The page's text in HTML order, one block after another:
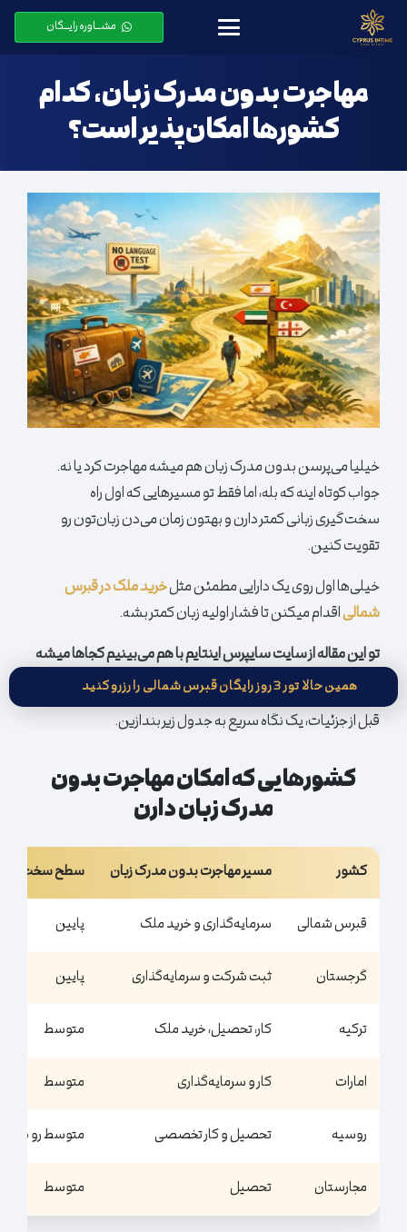
مشـــاوره رایـــگان
مهاجرت بدون مدرک زبان، کدام
کشورها امکان‌پذیر است؟
خیلیا می‌پرسن بدون مدرک زبان هم میشه مهاجرت کرد یا نه.
جواب کوتاه اینه که بله، اما فقط تو مسیرهایی که اول راه
سخت‌گیری زبانی کمتر دارن و بهتون زمان می‌دن زبان‌تون رو
تقویت کنین.
خیلی‌ها اول روی یک دارایی مطمئن مثلخرید ملک در قبرس
شمالیاقدام میکنن تا فشار اولیه زبان کمتر بشه.
تو این مقاله از سایت سایپرس اینتایم با هم می‌بینیم کجاها میشه
بدون مدرک زبان مهاجرت رو شروع کرد.
قبل از جزئیات، یک نگاه سریع به جدول زیر بندازین.
کشورهایی که امکان مهاجرت بدون
مدرک زبان دارن
کشور مسیر مهاجرت بدون مدرک زبان سطح سخت‌گیری
قبرس شمالی سرمایه‌گذاری و خرید ملک پایین
گرجستان ثبت شرکت و سرمایه‌گذاری پایین
ترکیه کار، تحصیل، خرید ملک متوسط
امارات کار و سرمایه‌گذاری متوسط
روسیه تحصیل و کار تخصصی متوسط رو به بالا
مجارستان تحصیل متوسط
همین حالا تور 3 روز رایگان قبرس شمالی را رزرو کنید